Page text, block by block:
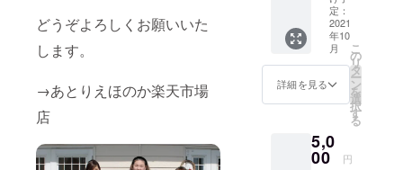
どうぞよろしくお願いいた
します。
→あとりえほのか楽天市場
店
定：
2021
年10
月
詳細を見る
こ
の
リ
タ
ー
ン
を
選
択
す
る
5,0
00 円